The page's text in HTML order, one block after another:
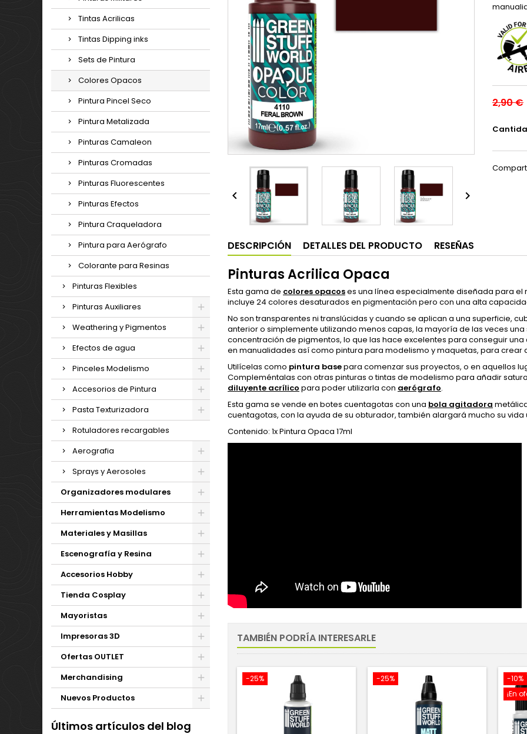
Tintas Acrilicas
Tintas Dipping inks
Sets de Pintura
Colores Opacos
Pintura Pincel Seco
Pintura Metalizada
Pinturas Camaleon
Pinturas Cromadas
Pinturas Fluorescentes
Pinturas Efectos
Pintura Craqueladora
Pintura para Aerógrafo
Colorante para Resinas
Pinturas Flexibles
Pinturas Auxiliares
Weathering y Pigmentos
Efectos de agua
Pinceles Modelismo
Accesorios de Pintura
Pasta Texturizadora
Rotuladores recargables
Aerografia
Sprays y Aerosoles
Organizadores modulares
Herramientas Modelismo
Materiales y Masillas
Escenografía y Resina
Accesorios Hobby
Tienda Cosplay
Mayoristas
Impresoras 3D
Ofertas OUTLET
Merchandising
Nuevos Productos
Últimos artículos del blog
 
2,90 €
DESCRIPCIÓN DETALLES DEL PRODUCTO RESEÑAS
Pinturas Acrilica Opaca
Esta gama de colores opacoses una línea especialmente diseñada para
incluye 24 colores desaturados en pigmentación pero con una alta
No son transparentes ni translúcidas y cuando se aplican a una superficie,
anterior o simplemente utilizando menos capas, la mayoría de las veces
concentración de pigmentos, lo que las hace excelentes para conseguir
en manualidades así como pintura para modelismo y maquetas, para crear
Utilícelas como pintura basepara comenzar sus proyectos, o en aquellos
Compleméntalas con otras pinturas o tintas de modelismo para añadir
diluyente acrílico para poder utilizarla con aerógrafo.
Esta gama se vende en botes cuentagotas con una bola agitadora
cuentagotas, con la ayuda de su obturador, también alargará mucho su
Contenido: 1x Pintura Opaca 17ml
TAMBIÉN PODRÍA INTERESARLE
-25% -25%
-10%
¡En